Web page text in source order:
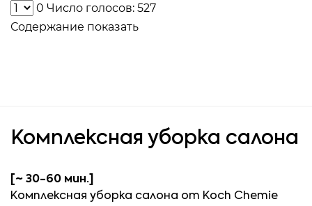
0 Число голосов: 527
Содержание показать
Комплексная уборка салона
[~ 30-60 мин.]
Комплексная уборка салона от Koch Chemie